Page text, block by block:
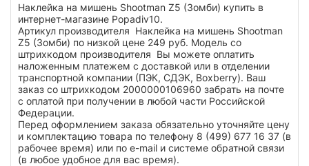
Наклейка на мишень Shootman Z5 (Зомби) купить в
интернет-магазине Popadiv10.
Артикул производителя Наклейка на мишень Shootman
Z5 (Зомби) по низкой цене 249 руб. Модель со
штрихкодом производителя Вы можете оплатить
наложенным платежем с доставкой или в отделении
транспортной компании (ПЭК, СДЭК, Boxberry). Ваш
заказ со штрихкодом 2000000106960 забрать на почте
с оплатой при получении в любой части Российской
Федерации.
Перед оформлением заказа обязательно уточняйте цену
и комплектацию товара по телефону 8 (499) 677 16 37 (в
рабочее время) или по e-mail и системе обратной связи
(в любое удобное для вас время).